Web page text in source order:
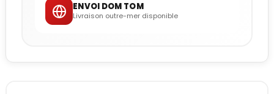
ENVOI DOM TOM
Livraison outre-mer disponible